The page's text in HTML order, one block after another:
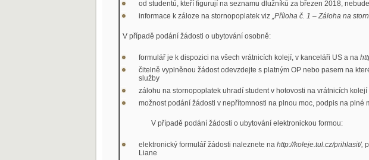
od studentů, kteří figurují na seznamu dlužníků za březen 2018,
informace k záloze na stornopoplatek viz „Příloha č. 1 – Záloha na
V případě podání žádosti o ubytování osobně:
formulář je k dispozici na všech vrátnicích kolejí, v kanceláři US a na
čitelně vyplněnou žádost odevzdejte s platným OP nebo pasem na
služby
zálohu na stornopoplatek uhradí student v hotovosti na vrátnicích
možnost podání žádosti v nepřítomnosti na plnou moc, podpis na plné
V případě podání žádosti o ubytování elektronickou formou:
elektronický formulář žádosti naleznete na http://koleje.tul.cz/prihlasit/,
Liane